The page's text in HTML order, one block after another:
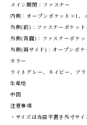
メイン開閉：ファスナー
内側：オープンポケット×1、
外側(前)：ファスナーポケッ
外側(背面)：ファスナーポケ
外側(両サイド)：オープンポ
カラー
ライトグレー、ネイビー、ブラ
生産地
中国
注意事項
・サイズは当店平置き外寸サ